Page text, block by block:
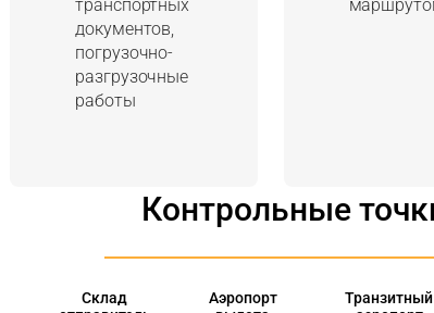
транспортных
документов,
погрузочно-
разгрузочные
работы
Контрольные
Склад
Аэропорт
Транзитный